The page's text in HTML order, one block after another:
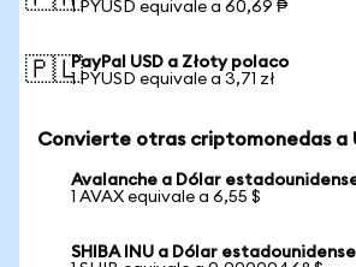
1 PYUSD equivale a 60,69 ₱
🇵🇱PayPal USD a Złoty polaco
1 PYUSD equivale a 3,71 zł
Convierte otras criptomonedas a
Avalanche a Dólar
1 AVAX equivale a 6,55 $
SHIBA INU a Dólar estadounidense